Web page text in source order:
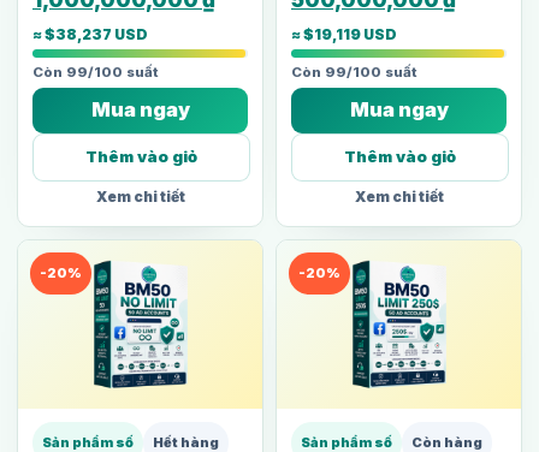
≈ $38,237 USD
Còn 99/100 suất
Mua ngay
Thêm vào giỏ
Xem chi tiết
≈ $19,119 USD
Còn 99/100 suất
Mua ngay
Thêm vào giỏ
Xem chi tiết
-20%
Sản phẩm số Hết hàng
-20%
Sản phẩm số Còn hàng